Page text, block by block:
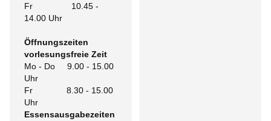
Fr 10.45 -
14.00 Uhr
Öffnungszeiten
vorlesungsfreie Zeit
Mo - Do
9.00 - 15.00
Uhr
Fr 8.30 - 15.00
Uhr
Essensausgabezeiten